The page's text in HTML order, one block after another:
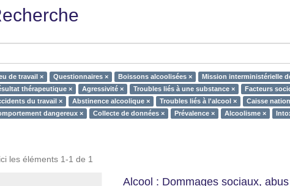
de travail × Questionnaires × Boissons alcoolisées ×
Mission interministérielle
thérapeutique ×
Agressivité × Troubles liés à une substance × Facteurs
du travail ×
Abstinence alcoolique × Troubles liés à l'alcool ×
Caisse
dangereux ×
Collecte de données × Prévalence × Alcoolisme ×
les éléments 1-1 de 1
Alcool : Dommages sociaux,